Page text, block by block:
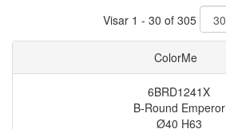
Visar 1 - 30 of 305
ColorMe
6BRD1241X
B-Round Emperor
Ø40 H63